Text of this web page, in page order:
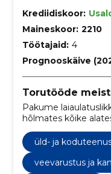
Krediidiskoor:
Maineskoor: 2210
Töötajaid: 4
Prognooskäive
Torutööde
Pakume
hõlmates kõike
kuni veevarustuse,
veevärgi töödeni.
üld- ja
veevarustus ja